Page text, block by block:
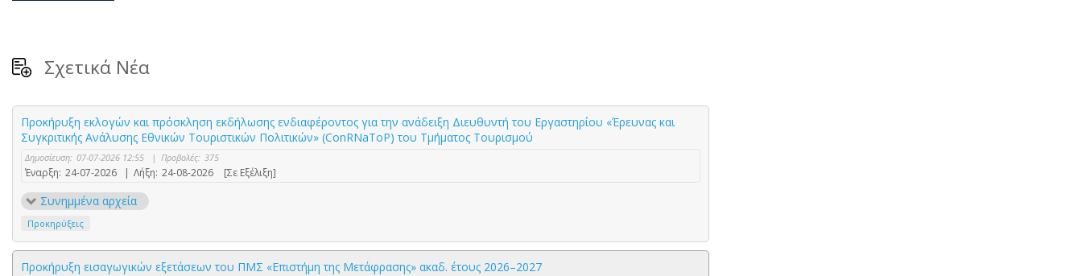
Σχετικά Νέα
Προκήρυξη εκλογών και πρόσκληση εκδήλωσης ενδιαφέροντος για την ανάδειξη Διευθυντή του Εργαστηρίου «Έρευνας και
Συγκριτικής Ανάλυσης Εθνικών Τουριστικών Πολιτικών» (ConRNaToP) του Τμήματος Τουρισμού
Δημοσίευση: 07-07-2026 12:55 | Προβολές: 375
Έναρξη: 24-07-2026 | Λήξη: 24-08-2026 [Σε Εξέλιξη]
Συνημμένα αρχεία
Προκηρύξεις
Προκήρυξη εισαγωγικών εξετάσεων του ΠΜΣ «Επιστήμη της Μετάφρασης» ακαδ. έτους 2026–2027